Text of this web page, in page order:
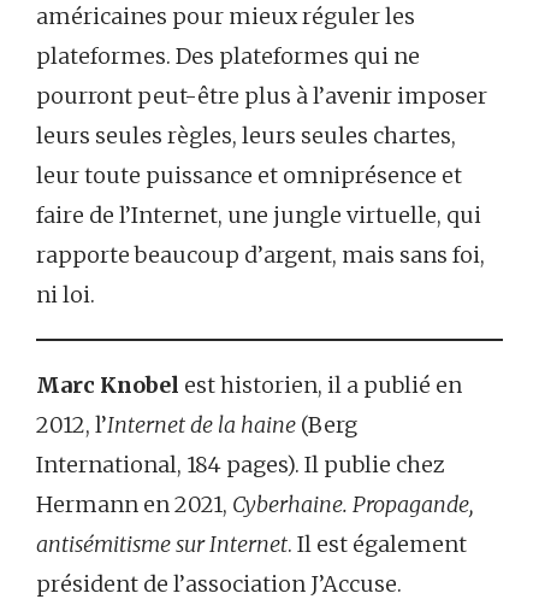
américaines pour mieux réguler les
plateformes. Des plateformes qui ne
pourront peut-être plus à l’avenir imposer
leurs seules règles, leurs seules chartes,
leur toute puissance et omniprésence et
faire de l’Internet, une jungle virtuelle, qui
rapporte beaucoup d’argent, mais sans foi,
ni loi.
Marc Knobel est historien, il a publié en
2012, l’Internet de la haine (Berg
International, 184 pages). Il publie chez
Hermann en 2021, Cyberhaine. Propagande,
antisémitisme sur Internet. Il est également
président de l’association J’Accuse.